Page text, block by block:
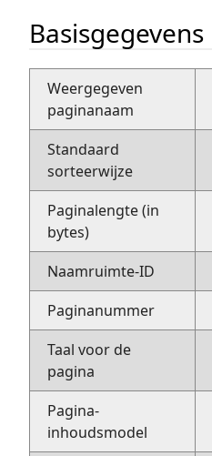
Basisgegevens
Weergegeven
paginanaam
Standaard
sorteerwijze
Paginalengte (in
bytes)
Naamruimte-ID
Paginanummer
Taal voor de
pagina
Pagina-
inhoudsmodel